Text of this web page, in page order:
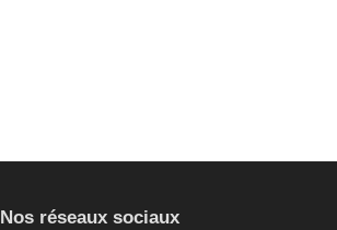
Nos réseaux sociaux